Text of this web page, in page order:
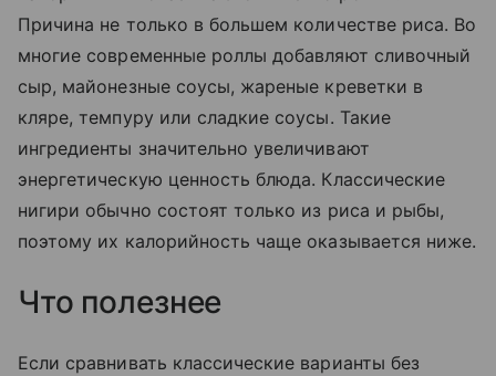
Причина не только в большем количестве риса. Во
многие современные роллы добавляют сливочный
сыр, майонезные соусы, жареные креветки в
кляре, темпуру или сладкие соусы. Такие
ингредиенты значительно увеличивают
энергетическую ценность блюда. Классические
нигири обычно состоят только из риса и рыбы,
поэтому их калорийность чаще оказывается ниже.
Что полезнее
Если сравнивать классические варианты без